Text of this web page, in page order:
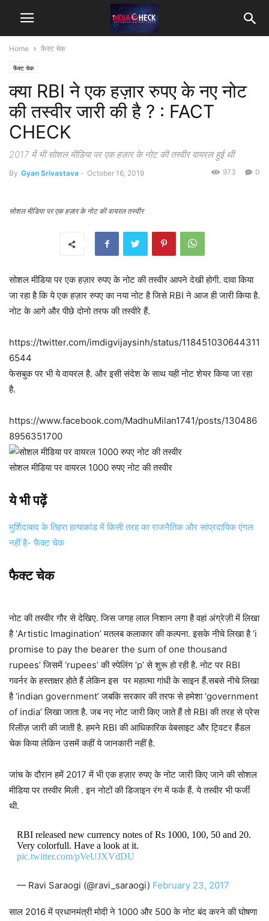
Home फैक्ट चेक
फैक्ट चेक
क्या RBI ने एक हज़ार रुपए के नए नोट
की तस्वीर जारी की है ? : FACT
CHECK
2017 में भी सोशल मीडिया पर एक हज़ार के नोट की तस्वीर वायरल हुई थी
By Gyan Srivastava - October 16, 2019 0
973
सोशल मीडिया पर एक हज़ार के नोट की वायरल तस्वीर
सोशल मीडिया पर एक हज़ार रुपए के नोट की तस्वीर आपने देखी होगी. दावा किया
जा रहा है कि ये एक हज़ार रुपए का नया नोट है जिसे RBI ने आज ही जारी किया है.
नोट के आगे और पीछे दोनो तरफ की तस्वीरे हैं.
https://twitter.com/imdigvijaysinh/status/118451030644311
6544
फेसबुक पर भी ये वायरल है. और इसी संदेश के साथ यही नोट शेयर किया जा रहा
है.
https://www.facebook.com/MadhuMilan1741/posts/130486
8956351700
सोशल मीडिया पर वायरल 1000 रुपए नोट की तस्वीर
ये भी पढ़ें
मुर्शिदाबाद के तिहरा हत्याकांड में किसी तरह का राजनैतिक और सांप्रदायिक एंगल
नहीं है- फैक्ट चेक
फैक्ट चेक
नोट की तस्वीर गौर से देखिए. जिस जगह लाल निशान लगा है वहां अंग्रेज़ी में लिखा
है ‘Artistic Imagination’ मतलब कलाकार की कल्पना. इसके नीचे लिखा है ‘i
promise to pay the bearer the sum of one thousand
rupees’ जिसमें ‘rupees’ की स्पेलिंग ‘p’ से शुरू हो रही है. नोट पर RBI
गवर्नर के हस्ताक्षर होते हैं लेकिन इस पर महात्मा गांधी के साइन हैं.सबसे नीचे लिखा
है ‘indian government’ जबकि सरकार की तरफ से हमेशा ‘government
of india’ लिखा जाता है. जब नए नोट जारी किए जाते हैं तो RBI की तरह से प्रेस
रिलीज़ जारी की जाती है. हमने RBI की आधिकारिक वेबसाइट और ट्विटर हैंडल
चेक किया लेकिन उसमें कहीं ये जानकारी नहीं है.
जांच के दौरान हमें 2017 में भी एक हज़ार रुपए के नोट जारी किए जाने की सोशल
मीडिया पर तस्वीर मिली . इन नोटों की डिजाइन रंग में फर्क हैं. ये तस्वीर भी फर्जी
थी.
RBI released new currency notes of Rs 1000, 100, 50 and 20.
Very colorfull. Have a look at it.
pic.twitter.com/pVeUJXVdDU
— Ravi Saraogi (@ravi_saraogi) February 23, 2017
साल 2016 में प्रधानमंत्री मोदी ने 1000 और 500 के नोट बंद करने की घोषणा